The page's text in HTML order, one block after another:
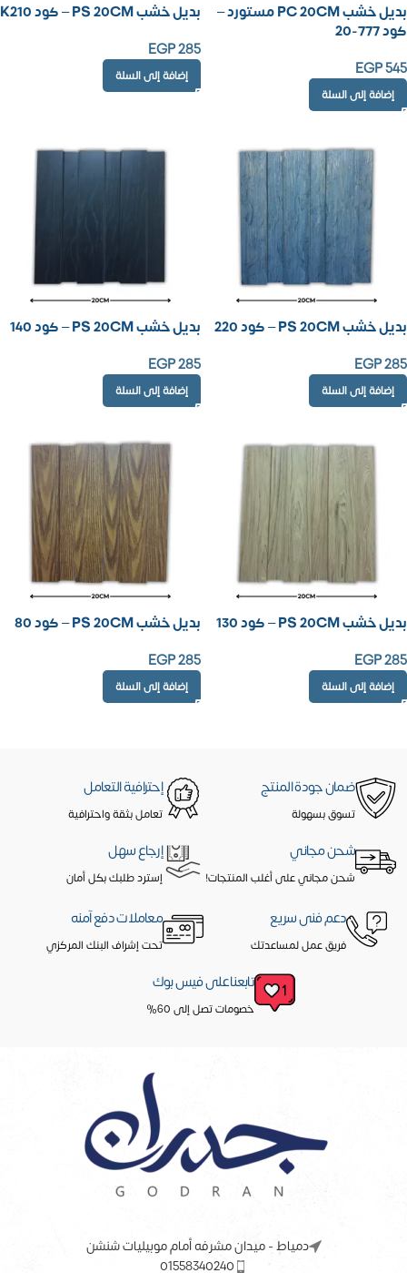
بديل خشب PC 20CM مستورد –
كود 777-20
EGP545
إضافة إلى السلة
بديل خشب PS 20CM – كود K210
EGP285
إضافة إلى السلة
بديل خشب PS 20CM – كود 220
EGP285
إضافة إلى السلة
بديل خشب PS 20CM – كود 140
EGP285
إضافة إلى السلة
بديل خشب PS 20CM – كود 130
EGP285
إضافة إلى السلة
بديل خشب PS 20CM – كود 80
EGP285
إضافة إلى السلة
ضمان جودة المنتج
تسوق بسهولة
إحترافية التعامل
تعامل بثقة واحترافية
شحن مجاني
شحن مجاني على أغلب المنتجات!
إرجاع سهل
إسترد طلبك بكل أمان
دعم فنى سريع
فريق عمل لمساعدتك
معاملات دفع آمنه
تحت إشراف البنك المركزي
تابعنا على فيس بوك
خصومات تصل إلى 60%
دمياط - ميدان مشرفه أمام موبيليات شنشن
01558340240